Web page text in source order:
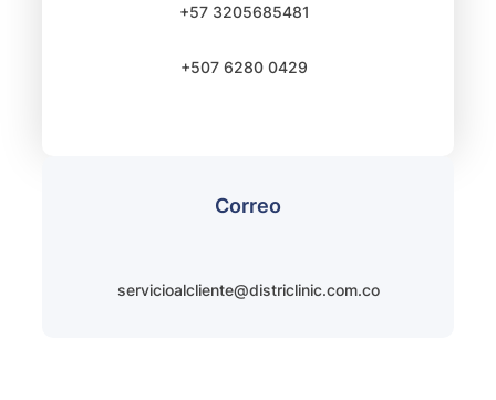
+57 3205685481
+507 6280 0429
Correo
servicioalcliente@districlinic.com.co